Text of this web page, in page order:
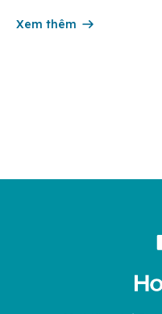
Dương và phát sốt nặng.
Xem thêm